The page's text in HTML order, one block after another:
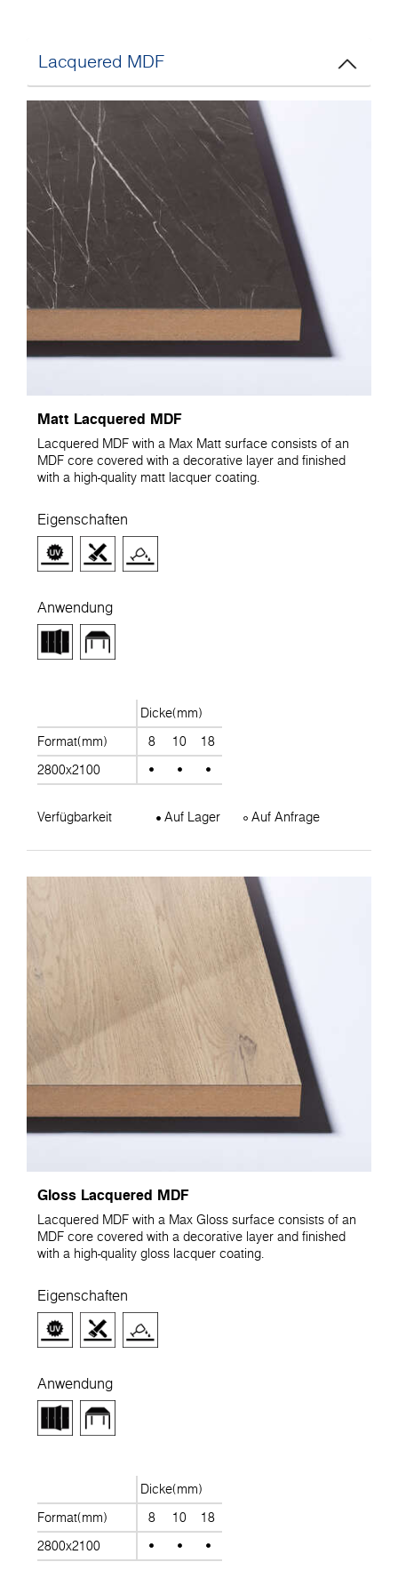
Lacquered MDF
Matt Lacquered MDF
Lacquered MDF with a Max Matt surface consists of an
MDF core covered with a decorative layer and finished
with a high-quality matt lacquer coating.
Eigenschaften
Anwendung
Dicke(mm)
Format(mm)
8 10
18
2800x2100
Verfügbarkeit Auf Lager Auf Anfrage
Gloss Lacquered MDF
Lacquered MDF with a Max Gloss surface consists of an
MDF core covered with a decorative layer and finished
with a high-quality gloss lacquer coating.
Eigenschaften
Anwendung
Dicke(mm)
Format(mm)
8 10
18
2800x2100